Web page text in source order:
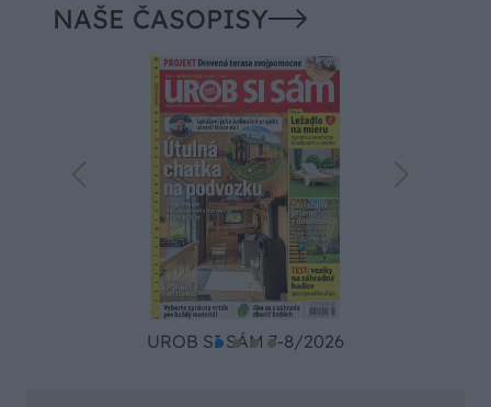
NAŠE ČASOPISY
UROB SI SÁM 7-8/2026